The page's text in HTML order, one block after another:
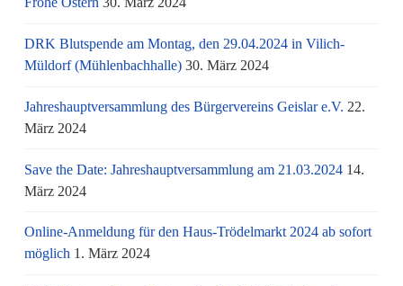
DRK Blutspende am Montag, den 29.04.2024 in Vilich-
Müldorf (Mühlenbachhalle) 30. März 2024
Jahreshauptversammlung des Bürgervereins Geislar e.V. 22.
März 2024
Save the Date: Jahreshauptversammlung am 21.03.2024 14.
März 2024
Online-Anmeldung für den Haus-Trödelmarkt 2024 ab sofort
möglich 1. März 2024